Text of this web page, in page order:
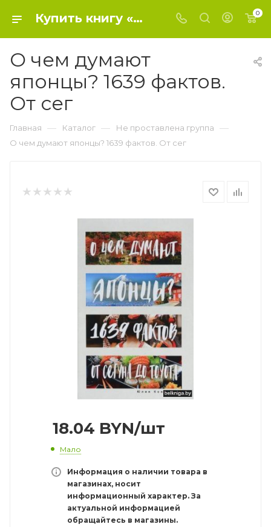
Купить книгу «О чем думают японцы? 1639 фактов. От сег» 2018, Ковальчук Ю.С. - Не проставлена группа 0
О чем думают
японцы? 1639 фактов.
От сег
Главная — Каталог — Не проставлена группа —
О чем думают японцы? 1639 фактов. От сег
18.04 BYN/шт
Мало
Информация о наличии товара в
магазинах, носит
информационный характер. За
актуальной информацией
обращайтесь в магазины.